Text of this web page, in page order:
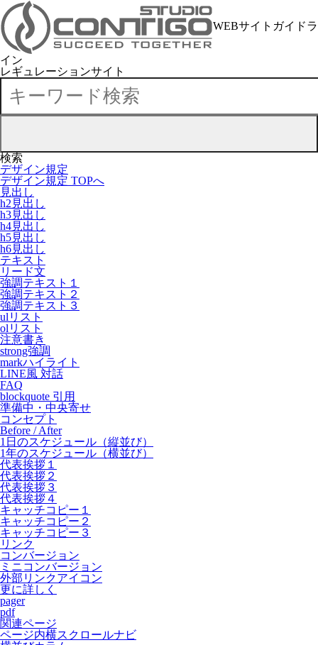
WEBサイトガイドラ
イン
レギュレーションサイト
検索
デザイン規定
デザイン規定 TOPへ
見出し
h2見出し
h3見出し
h4見出し
h5見出し
h6見出し
テキスト
リード文
強調テキスト１
強調テキスト２
強調テキスト３
ulリスト
olリスト
注意書き
strong強調
markハイライト
LINE風 対話
FAQ
blockquote 引用
準備中・中央寄せ
コンセプト
Before / After
1日のスケジュール（縦並び）
1年のスケジュール（横並び）
代表挨拶１
代表挨拶２
代表挨拶３
代表挨拶４
キャッチコピー１
キャッチコピー２
キャッチコピー３
リンク
コンバージョン
ミニコンバージョン
外部リンクアイコン
更に詳しく
pager
pdf
関連ページ
ページ内横スクロールナビ